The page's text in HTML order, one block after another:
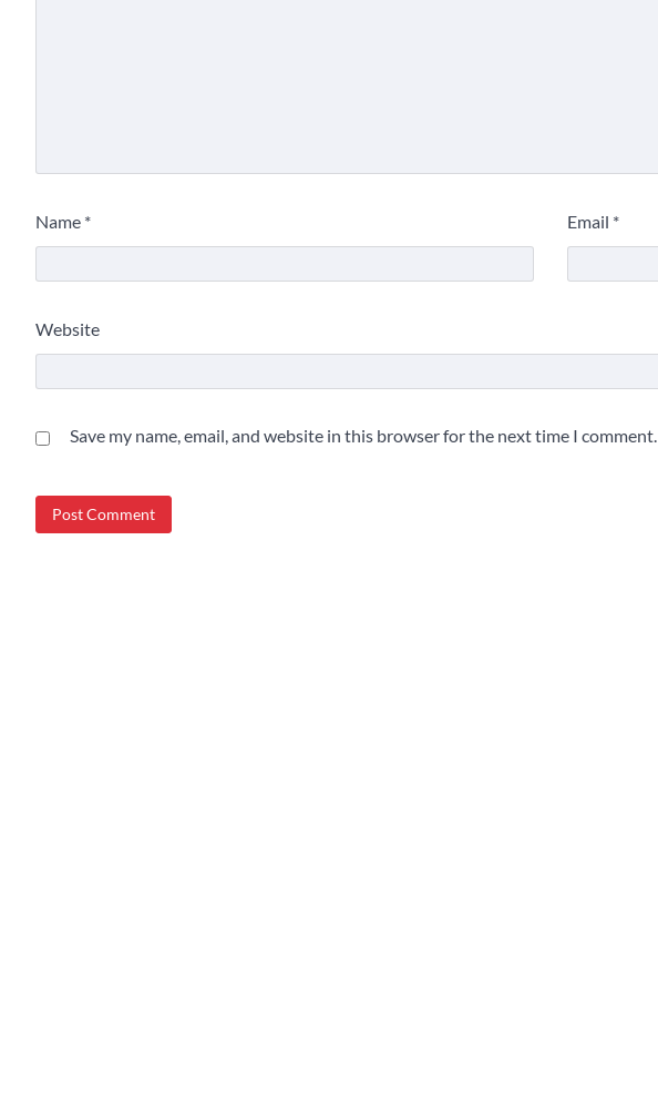
Name * Email *
Website
Save my name, email, and website in this browser for the next time I comment.